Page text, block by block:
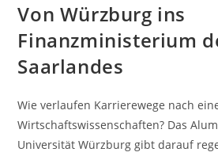
Von Würzburg ins
Finanzministerium
Saarlandes
Wie verlaufen Karrierewege nach
Wirtschaftswissenschaften? Das
Universität Würzburg gibt darauf